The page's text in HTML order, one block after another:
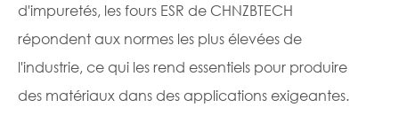
d'impuretés, les fours ESR de CHNZBTECH
répondent aux normes les plus élevées de
l'industrie, ce qui les rend essentiels pour produire
des matériaux dans des applications exigeantes.